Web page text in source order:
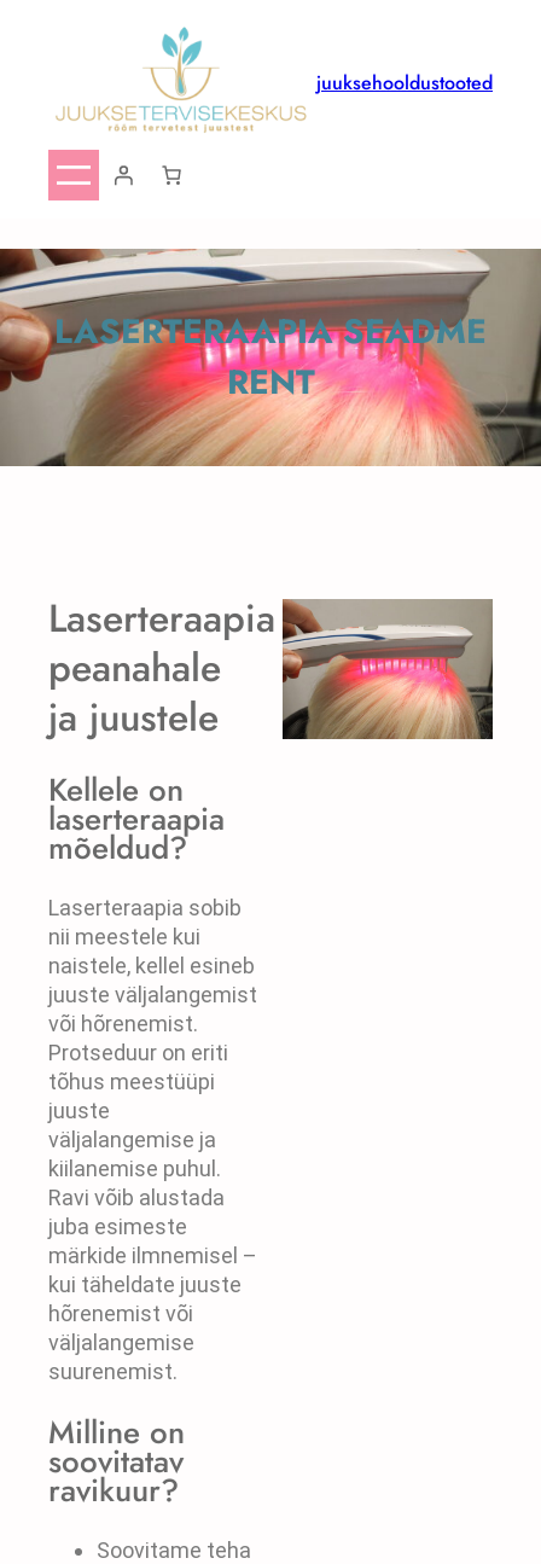
juuksehooldustooted
LASERTERAAPIA SEADME
RENT
Laserteraapia
peanahale
ja juustele
Kellele on
laserteraapia
mõeldud?
Laserteraapia sobib
nii meestele kui
naistele, kellel esineb
juuste väljalangemist
või hõrenemist.
Protseduur on eriti
tõhus meestüüpi
juuste
väljalangemise ja
kiilanemise puhul.
Ravi võib alustada
juba esimeste
märkide ilmnemisel –
kui täheldate juuste
hõrenemist või
väljalangemise
suurenemist.
Milline on
soovitatav
ravikuur?
Soovitame teha